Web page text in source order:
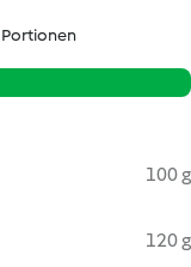
Portionen
100 g
120 g